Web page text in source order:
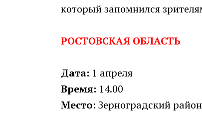
который запомнился
РОСТОВСКАЯ ОБЛАСТЬ
Дата: 1 апреля
Время: 14.00
Место: Зерноградский